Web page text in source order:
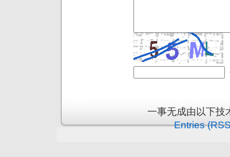
一事无成由以下技
Entries